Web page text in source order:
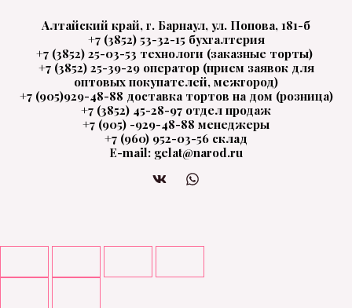
Алтайский край, г. Барнаул, ул. Попова, 181-б
+7 (3852) 53-32-15 бухгалтерия
+7 (3852) 25-03-53 технологи (заказные торты)
+7 (3852) 25-39-29 оператор (прием заявок для
оптовых покупателей, межгород)
+7 (905)929-48-88 доставка тортов на дом (розница)
+7 (3852) 45-28-97 отдел продаж
+7 (905) -929-48-88 менеджеры
+7 (960) 952-03-56 склад
E-mail: gelat@narod.ru